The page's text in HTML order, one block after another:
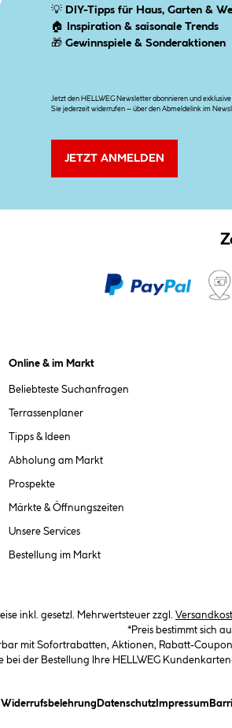
💡 DIY-Tipps für Haus, Garten &
🏠
Inspiration & saisonale Trends
🎁Gewinnspiele & Sonderaktionen
Jetzt den HELLWEG Newsletter abonnieren und
Sie jederzeit widerrufen – über den Abmeldelink im
JETZT ANMELDEN
Online & im Markt
Beliebteste Suchanfragen
Terrassenplaner
Tipps & Ideen
Abholung am Markt
Prospekte
Märkte & Öffnungszeiten
Unsere Services
Bestellung im Markt
inkl. gesetzl. Mehrwertsteuer zzgl.
*Preis bestimmt sich
mit Sofortrabatten, Aktionen, Rabatt-
bei der Bestellung Ihre HELLWEG
Widerrufsbelehrung(öffnet ein Dialogfeld)
Datenschutz(öffnet ein
Impressum